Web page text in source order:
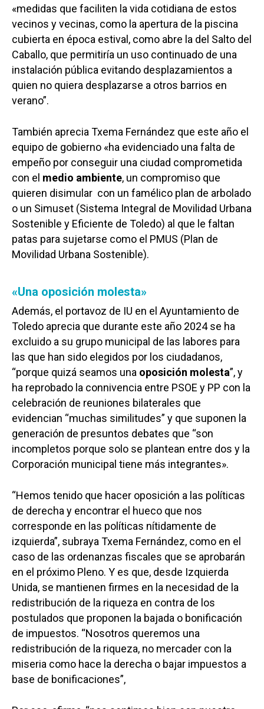
«medidas que faciliten la vida cotidiana de estos
vecinos y vecinas, como la apertura de la piscina
cubierta en época estival, como abre la del Salto del
Caballo, que permitiría un uso continuado de una
instalación pública evitando desplazamientos a
quien no quiera desplazarse a otros barrios en
verano”.
También aprecia Txema Fernández que este año el
equipo de gobierno «ha evidenciado una falta de
empeño por conseguir una ciudad comprometida
con el medio ambiente, un compromiso que
quieren disimular con un famélico plan de arbolado
o un Simuset (Sistema Integral de Movilidad Urbana
Sostenible y Eficiente de Toledo) al que le faltan
patas para sujetarse como el PMUS (Plan de
Movilidad Urbana Sostenible).
«Una oposición molesta»
Además, el portavoz de IU en el Ayuntamiento de
Toledo aprecia que durante este año 2024 se ha
excluido a su grupo municipal de las labores para
las que han sido elegidos por los ciudadanos,
“porque quizá seamos una oposición molesta”, y
ha reprobado la connivencia entre PSOE y PP con la
celebración de reuniones bilaterales que
evidencian “muchas similitudes” y que suponen la
generación de presuntos debates que “son
incompletos porque solo se plantean entre dos y la
Corporación municipal tiene más integrantes».
“Hemos tenido que hacer oposición a las políticas
de derecha y encontrar el hueco que nos
corresponde en las políticas nítidamente de
izquierda”, subraya Txema Fernández, como en el
caso de las ordenanzas fiscales que se aprobarán
en el próximo Pleno. Y es que, desde Izquierda
Unida, se mantienen firmes en la necesidad de la
redistribución de la riqueza en contra de los
postulados que proponen la bajada o bonificación
de impuestos. “Nosotros queremos una
redistribución de la riqueza, no mercader con la
miseria como hace la derecha o bajar impuestos a
base de bonificaciones”,